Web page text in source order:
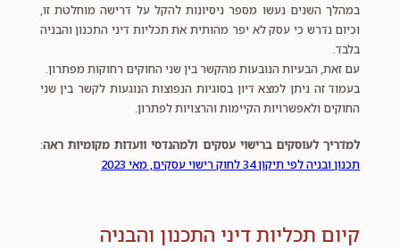
במהלך השנים נעשו מספר ניסיונות להקל על דרישה מוחלטת זו,
וכיום נדרש כי עסק לא יפר מהותית את תכליות דיני התכנון והבניה
בלבד.
עם זאת, הבעיות הנובעות מהקשר בין שני החוקים רחוקות מפתרון.
בעמוד זה ניתן למצא דיון בסוגיות הנפוצות הנוגעות לקשר בין שני
החוקים ולאפשרויות הקיימות והרצויות לפתרון.
למדריך לעוסקים ברישוי עסקים ולמהנדסי וועדות מקומיות ראה:
תכנון ובניה לפי תיקון 34 לחוק רישוי עסקים, מאי 2023
קיום תכליות דיני התכנון והבניה